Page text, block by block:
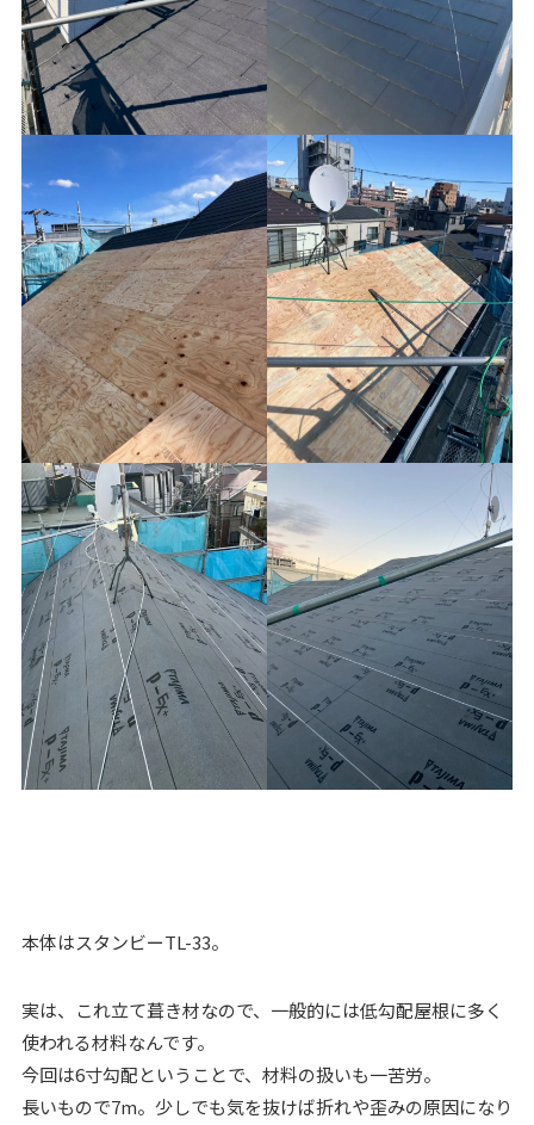
本体はスタンビーTL-33。
実は、これ立て葺き材なので、一般的には低勾配屋根に多く
使われる材料なんです。
今回は6寸勾配ということで、材料の扱いも一苦労。
長いもので7m。少しでも気を抜けば折れや歪みの原因になり